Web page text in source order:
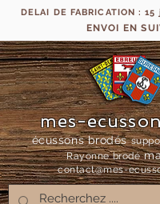
DELAI DE FABRICATION :
ENVOI EN
mes-
écussons brodés
Rayonne brodé
contact@mes-